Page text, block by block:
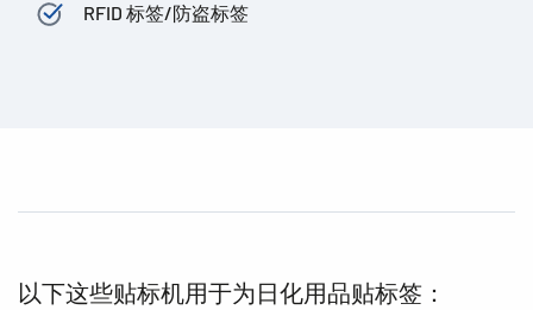
RFID 标签/防盗标签
以下这些贴标机用于为日化用品贴标签：